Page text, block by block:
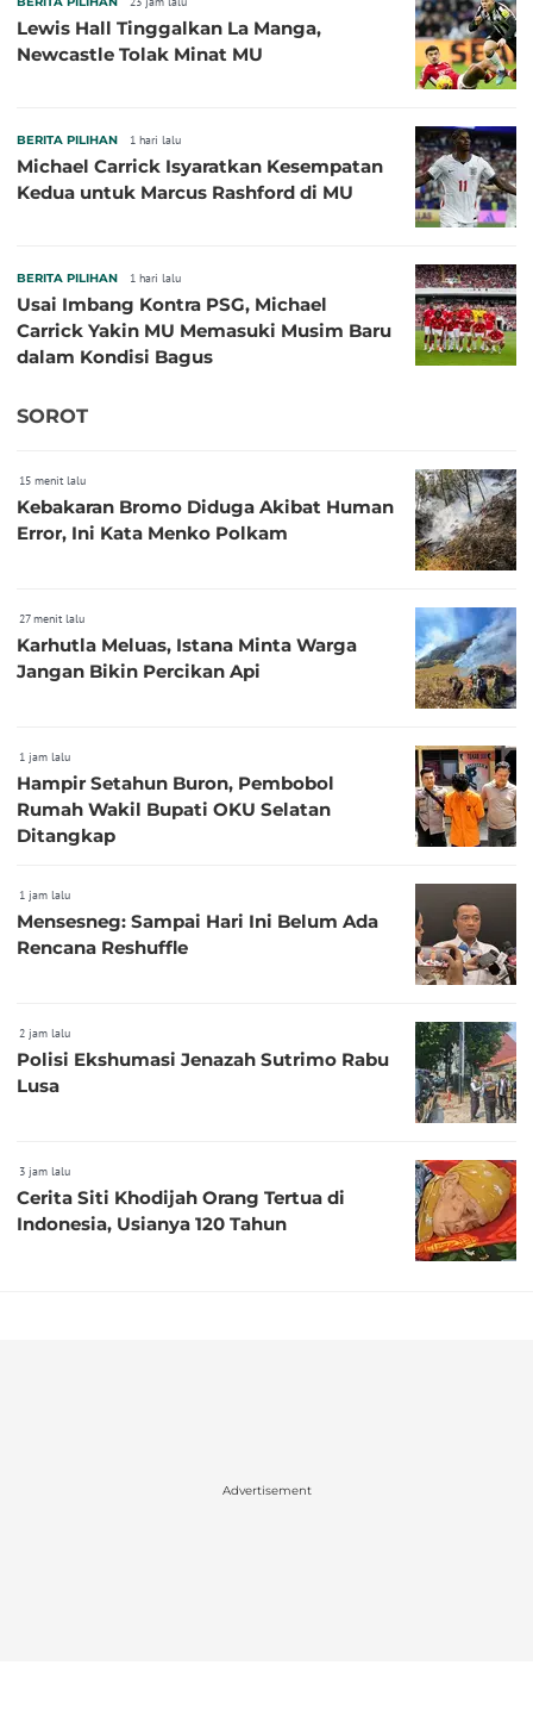
Lewis Hall Tinggalkan La Manga,
Newcastle Tolak Minat MU
BERITA PILIHAN 1 hari lalu
Michael Carrick Isyaratkan Kesempatan
Kedua untuk Marcus Rashford di MU
BERITA PILIHAN 1 hari lalu
Usai Imbang Kontra PSG, Michael
Carrick Yakin MU Memasuki Musim Baru
dalam Kondisi Bagus
SOROT
15 menit lalu
Kebakaran Bromo Diduga Akibat Human
Error, Ini Kata Menko Polkam
27 menit lalu
Karhutla Meluas, Istana Minta Warga
Jangan Bikin Percikan Api
1 jam lalu
Hampir Setahun Buron, Pembobol
Rumah Wakil Bupati OKU Selatan
Ditangkap
1 jam lalu
Mensesneg: Sampai Hari Ini Belum Ada
Rencana Reshuffle
2 jam lalu
Polisi Ekshumasi Jenazah Sutrimo Rabu
Lusa
3 jam lalu
Cerita Siti Khodijah Orang Tertua di
Indonesia, Usianya 120 Tahun
Advertisement